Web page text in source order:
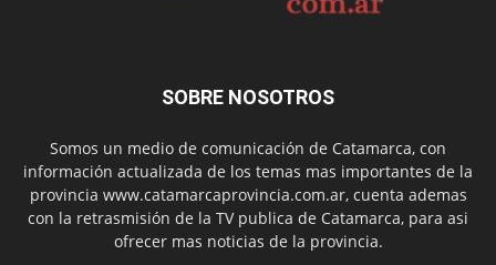
SOBRE NOSOTROS
Somos un medio de comunicación de Catamarca, con
información actualizada de los temas mas importantes de la
provincia www.catamarcaprovincia.com.ar, cuenta ademas
con la retrasmisión de la TV publica de Catamarca, para asi
ofrecer mas noticias de la provincia.